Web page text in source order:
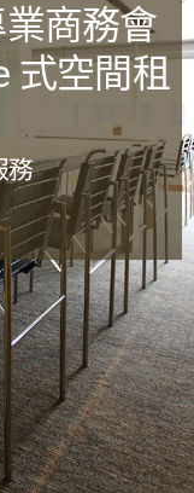
商務會
式空間租
務